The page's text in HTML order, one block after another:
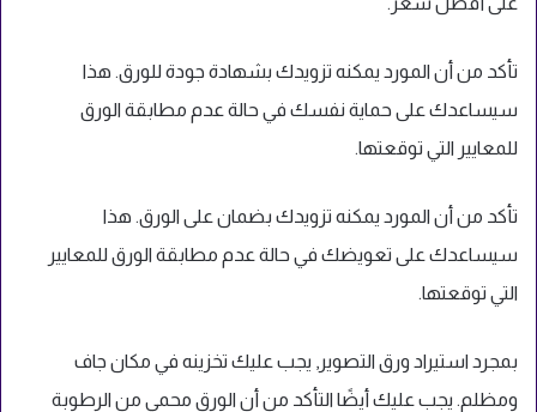
تأكد من أن المورد يمكنه تزويدك بشهادة جودة للورق. هذا
سيساعدك على حماية نفسك في حالة عدم مطابقة الورق
للمعايير التي توقعتها.
تأكد من أن المورد يمكنه تزويدك بضمان على الورق. هذا
سيساعدك على تعويضك في حالة عدم مطابقة الورق للمعايير
التي توقعتها.
بمجرد استيراد ورق التصوير, يجب عليك تخزينه في مكان جاف
ومظلم. يجب عليك أيضًا التأكد من أن الورق محمي من الرطوبة